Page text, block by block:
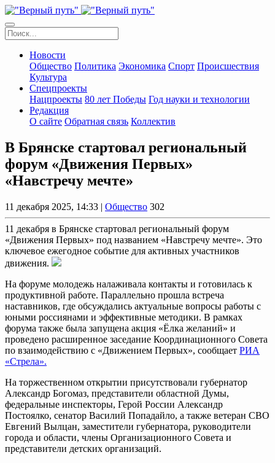
Новости
Общество Политика Экономика Спорт Происшествия
Культура
Спецпроекты
Нацпроекты 80 лет Победы Год науки и технологии
Редакция
О сайте Обратная связь Коллектив
В Брянске стартовал региональный
форум «Движения Первых»
«Навстречу мечте»
11 декабря 2025, 14:33 | Общество 302
11 декабря в Брянске стартовал региональный форум
«Движения Первых» под названием «Навстречу мечте». Это
ключевое ежегодное событие для активных участников
движения.
На форуме молодежь налаживала контакты и готовилась к
продуктивной работе. Параллельно прошла встреча
наставников, где обсуждались актуальные вопросы работы с
юными россиянами и эффективные методики. В рамках
форума также была запущена акция «Ёлка желаний» и
проведено расширенное заседание Координационного Совета
по взаимодействию с «Движением Первых», сообщает РИА
«Стрела».
На торжественном открытии присутствовали губернатор
Александр Богомаз, представители областной Думы,
федеральные инспекторы, Герой России Александр
Постоялко, сенатор Василий Попадайло, а также ветеран СВО
Евгений Вылцан, заместители губернатора, руководители
города и области, члены Организационного Совета и
представители детских организаций.